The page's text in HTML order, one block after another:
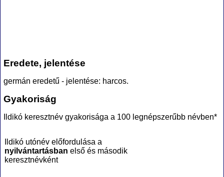
Eredete, jelentése
germán eredetű - jelentése: harcos.
Gyakoriság
Ildikó keresztnév gyakorisága a 100 legnépszerűbb névben*
Ildikó utónév előfordulása a
nyilvántartásban első és második
keresztnévként